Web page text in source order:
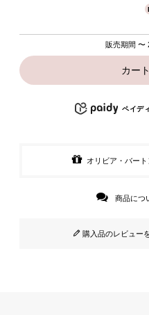
販売期間 〜
カー
ペイデ
オリビア・バー
商品につ
購入品のレビュー